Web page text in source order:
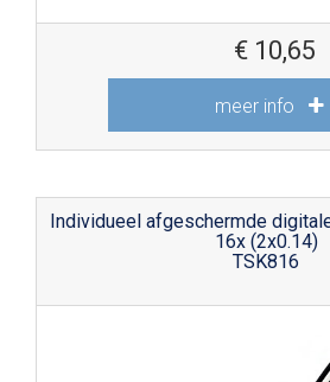
€ 10,65
meer info
Individueel afgeschermde
16x (2x0.14)
TSK816